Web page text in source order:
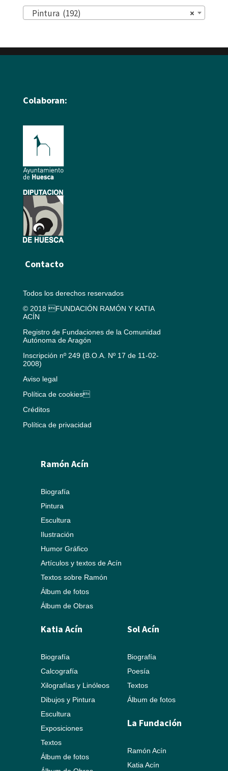
×
Pintura (192)
Colaboran:
Contacto
Todos los derechos reservados
© 2018 FUNDACIÓN RAMÓN Y KATIA
ACÍN
Registro de Fundaciones de la Comunidad
Autónoma de Aragón
Inscripción nº 249 (B.O.A. Nº 17 de 11-02-
2008)
Aviso legal
Política de cookies
Créditos
Política de privacidad
Ramón Acín
Biografía
Pintura
Escultura
Ilustración
Humor Gráfico
Artículos y textos de Acín
Textos sobre Ramón
Álbum de fotos
Álbum de Obras
Katia Acín
Biografía
Calcografía
Xilografías y Linóleos
Dibujos y Pintura
Escultura
Exposiciones
Textos
Álbum de fotos
Sol Acín
Biografía
Poesía
Textos
Álbum de fotos
La Fundación
Ramón Acín
Katia Acín